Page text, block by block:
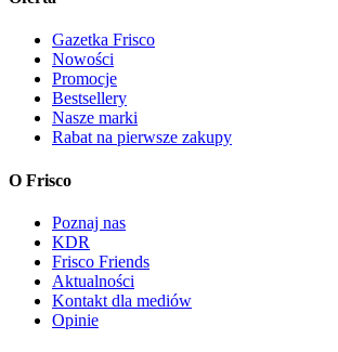
Gazetka Frisco
Nowości
Promocje
Bestsellery
Nasze marki
Rabat na pierwsze zakupy
O Frisco
Poznaj nas
KDR
Frisco Friends
Aktualności
Kontakt dla mediów
Opinie